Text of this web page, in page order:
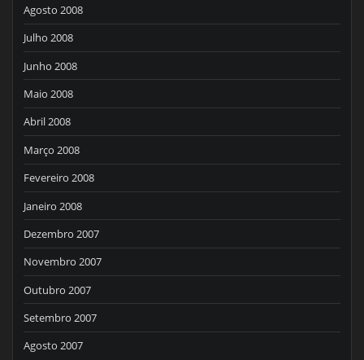
Agosto 2008
Julho 2008
Junho 2008
Maio 2008
Abril 2008
Março 2008
Fevereiro 2008
Janeiro 2008
Dezembro 2007
Novembro 2007
Outubro 2007
Setembro 2007
Agosto 2007